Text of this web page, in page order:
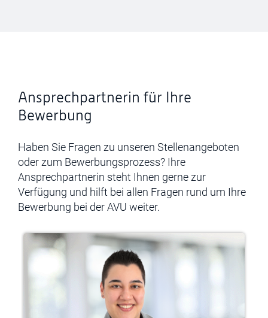
Ansprechpartnerin für Ihre
Bewerbung
Haben Sie Fragen zu unseren Stellenangeboten
oder zum Bewerbungsprozess? Ihre
Ansprechpartnerin steht Ihnen gerne zur
Verfügung und hilft bei allen Fragen rund um Ihre
Bewerbung bei der AVU weiter.